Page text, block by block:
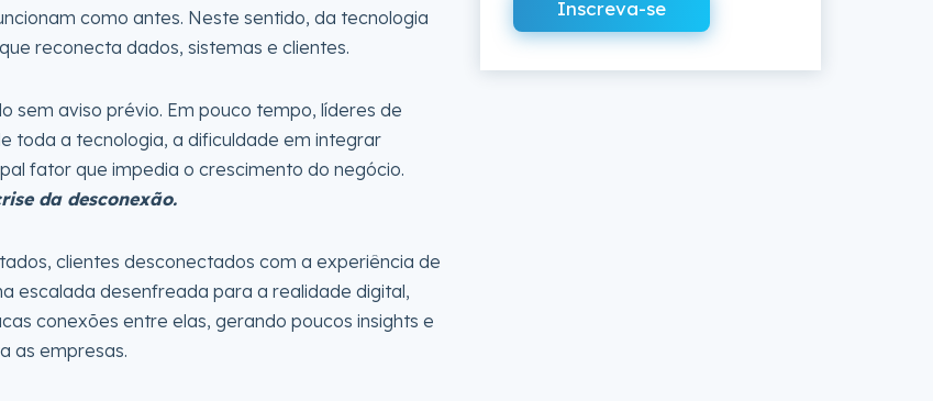
como antes. Neste sentido, da tecnologia
reconecta dados, sistemas e clientes.
sem aviso prévio. Em pouco tempo, líderes de
toda a tecnologia, a dificuldade em integrar
fator que impedia o crescimento do negócio.
da desconexão.
clientes desconectados com a experiência de
escalada desenfreada para a realidade digital,
conexões entre elas, gerando poucos insights e
as empresas.